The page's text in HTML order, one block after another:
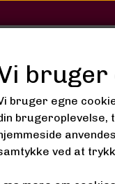
Fair and
bruger
bruger egne
brugeroplevelse,
ved at